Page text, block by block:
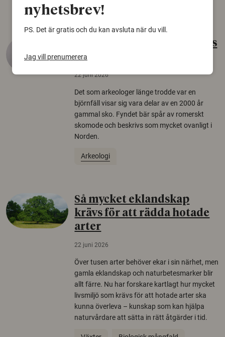
Gammalt skinn var Sveriges
äldsta sko
22 juni 2026
Det som arkeologer länge trodde var en
björnfäll visar sig vara delar av en 2000 år
gammal sko. Fyndet bär spår av romerskt
skomode och beskrivs som mycket ovanligt i
Norden.
Arkeologi
Så mycket eklandskap
krävs för att rädda hotade
arter
22 juni 2026
Över tusen arter behöver ekar i sin närhet, men
gamla eklandskap och naturbetesmarker blir
allt färre. Nu har forskare kartlagt hur mycket
livsmiljö som krävs för att hotade arter ska
kunna överleva – kunskap som kan hjälpa
naturvårdare att sätta in rätt åtgärder i tid.
nyhetsbrev!
PS. Det är gratis och du kan avsluta när du vill.
Jag vill prenumerera